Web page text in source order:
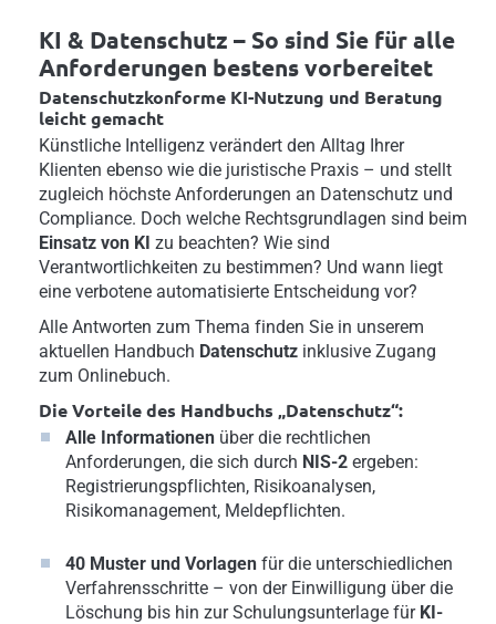
KI & Datenschutz – So sind Sie für alle
Anforderungen bestens vorbereitet
Datenschutzkonforme KI-Nutzung und Beratung
leicht gemacht
Künstliche Intelligenz verändert den Alltag Ihrer
Klienten ebenso wie die juristische Praxis – und stellt
zugleich höchste Anforderungen an Datenschutz und
Compliance. Doch welche Rechtsgrundlagen sind beim
Einsatz von KI zu beachten? Wie sind
Verantwortlichkeiten zu bestimmen? Und wann liegt
eine verbotene automatisierte Entscheidung vor?
Alle Antworten zum Thema finden Sie in unserem
aktuellen Handbuch Datenschutz inklusive Zugang
zum Onlinebuch.
Die Vorteile des Handbuchs „Datenschutz“:
Alle Informationen über die rechtlichen
Anforderungen, die sich durch NIS-2 ergeben:
Registrierungspflichten, Risikoanalysen,
Risikomanagement, Meldepflichten.
40 Muster und Vorlagen für die unterschiedlichen
Verfahrensschritte – von der Einwilligung über die
Löschung bis hin zur Schulungsunterlage für KI-